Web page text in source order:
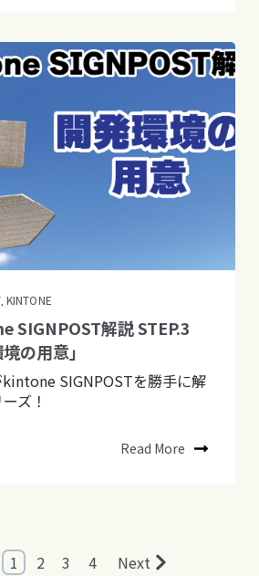
KINTONE
SIGNPOST解説 STEP.3
の用意」
SIGNPOSTを勝手に解
ズ！
Read More
1 2 3 4 Next